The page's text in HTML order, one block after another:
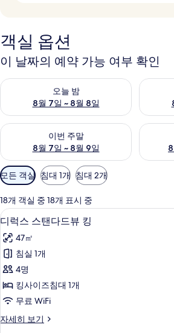
객실 옵션
이 날짜의 예약 가능 여부 확인
오늘 밤
8월 7일 ~ 8월 8일
오늘 밤 예약 가능 여부 확인, 8월 7일 ~ 8
내일 예
이번 주말
8월 7일 ~ 8월 9일
이번 주말 예약 가능 여부 확인, 8월 7일 ~
다음 주
객
실
에
사
용
가
능
한
터
모든 객실 침대 1개 침대 2개
18개 객실 중 18개 표시 중
디
럭
스
스
탠
다
드
뷰
고급 침구
6
디럭스 스탠다드뷰 킹
47㎡
침실 1개
4명
킹사이즈침대 1개
무료 WiFi
자세히 보기
디